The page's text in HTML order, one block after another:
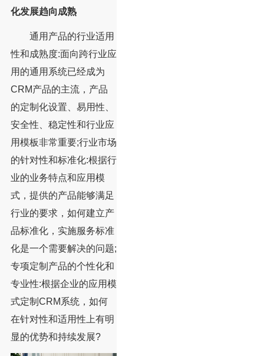
化发展趋向成熟
通用产品的行业适用
性和成熟度:面向跨行业应
用的通用系统已经成为
CRM产品的主流，产品
的定制化设置、易用性、
安全性、稳定性和行业应
用模板非常重要;行业市场
的针对性和标准化:根据行
业的业务特点和应用模
式，提供的产品能够满足
行业的要求，如何建立产
品标准化，实施服务标准
化是一个需要解决的问题;
专项定制产品的个性化和
专业性:根据企业的应用模
式定制CRM系统，如何
在针对性和适用性上有明
显的优势和持续发展?